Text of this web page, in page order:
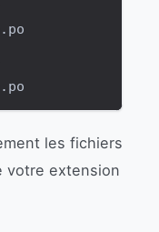
les fichiers
votre extension